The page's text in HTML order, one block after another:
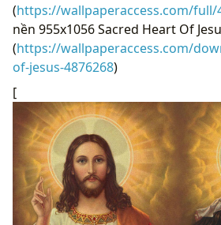
(https://wallpaperaccess.com/full/
nền 955x1056 Sacred Heart Of
(https://wallpaperaccess.com/
of-jesus-4876268)
[